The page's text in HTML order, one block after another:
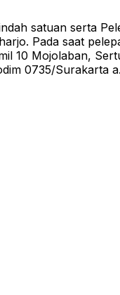
satuan serta
Pada saat
10 Mojolaban,
0735/Surakarta